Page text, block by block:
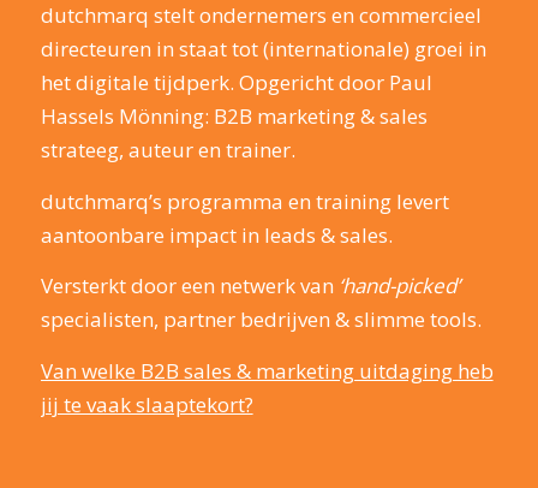
dutchmarq stelt ondernemers en commercieel
directeuren in staat tot (internationale) groei in
het digitale tijdperk. Opgericht door Paul
Hassels Mönning: B2B marketing & sales
strateeg, auteur en trainer.
dutchmarq’s programma en training levert
aantoonbare impact in leads & sales.
Versterkt door een netwerk van ‘hand-picked’
specialisten, partner bedrijven & slimme tools.
Van welke B2B sales & marketing uitdaging heb
jij te vaak slaaptekort?